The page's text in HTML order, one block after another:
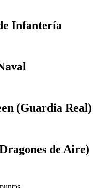
Infantería
(Guardia Real)
de Aire)